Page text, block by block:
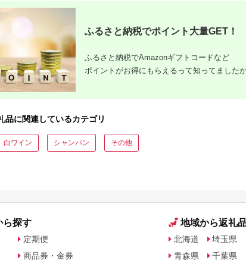
納
山梨県韮崎市のふるさと納
税のご紹介
ふるさと納税でポイント大量GET！
ふるさと納税でAmazonギフトコードなど
ポイントがお得にもらえるって知ってました
品に関連しているカテゴリ
白ワイン シャンパン その他
ら探す
定期便
商品券・金券
地域から返礼
北海道
青森県
埼玉県
千葉県